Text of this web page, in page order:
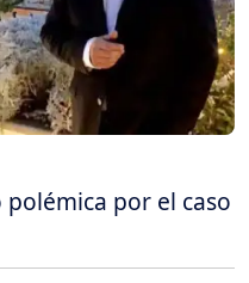
por el caso